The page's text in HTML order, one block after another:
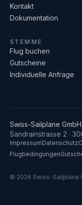
Kontakt
Dokumentation
STEMME
Flug buchen
Gutscheine
Individuelle Anfrage
Swiss-Sailplane GmbH
Sandrainstrasse 2 ·
ImpressumDatenschutz
Flugbedingungen
© 2026 Swiss-Sailplane